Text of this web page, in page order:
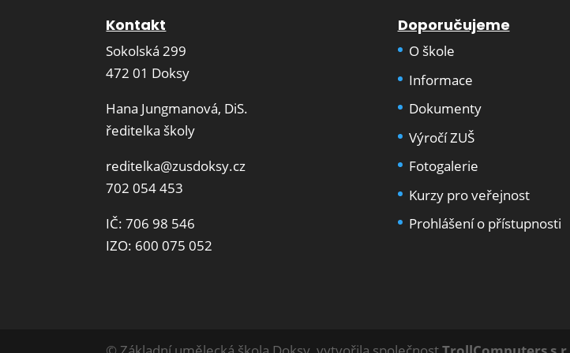
Kontakt
Sokolská 299
472 01 Doksy
Hana Jungmanová, DiS.
ředitelka školy
reditelka@zusdoksy.cz
702 054 453
IČ: 706 98 546
IZO: 600 075 052
Doporučujeme
O škole
Informace
Dokumenty
Výročí ZUŠ
Fotogalerie
Kurzy pro veřejnost
Prohlášení o přístupnosti